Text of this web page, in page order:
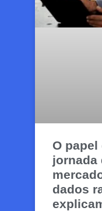
O
jornada
dados